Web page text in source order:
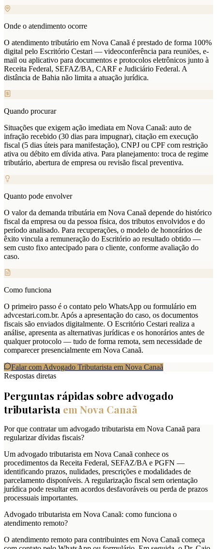
Onde o atendimento ocorre
O atendimento tributário em Nova Canaã é prestado de forma 100%
digital pelo Escritório Cestari — videoconferência para reuniões, e-
mail ou aplicativo para documentos e protocolos eletrônicos junto à
Receita Federal, SEFAZ/BA, CARF e Judiciário Federal. A
distância de Bahia não limita a atuação jurídica.
Quando procurar
Situações que exigem ação imediata em Nova Canaã: auto de
infração recebido (30 dias para impugnar), citação em execução
fiscal (5 dias úteis para manifestação), CNPJ ou CPF com restrição
ativa ou débito em dívida ativa. Para planejamento: troca de regime
tributário, abertura de empresa ou revisão fiscal preventiva.
Quanto pode envolver
O valor da demanda tributária em Nova Canaã depende do histórico
fiscal da empresa ou da pessoa física, dos tributos envolvidos e do
período analisado. Para recuperações, o modelo de honorários de
êxito vincula a remuneração do Escritório ao resultado obtido —
sem custo fixo antecipado para o cliente, conforme avaliação do
caso.
Como funciona
O primeiro passo é o contato pelo WhatsApp ou formulário em
advcestari.com.br. Após a apresentação do caso, os documentos
fiscais são enviados digitalmente. O Escritório Cestari realiza a
análise, apresenta as alternativas jurídicas e os honorários antes de
qualquer protocolo — tudo de forma remota, sem necessidade de
comparecer presencialmente em Nova Canaã.
Falar com Advogado Tributarista em Nova Canaã
Respostas diretas
Perguntas rápidas sobre advogado
tributarista em Nova Canaã
Por que contratar um advogado tributarista em Nova Canaã para
regularizar dívidas fiscais?
Um advogado tributarista em Nova Canaã conhece os
procedimentos da Receita Federal, SEFAZ/BA e PGFN —
identificando prazos, nulidades, prescrições e modalidades de
parcelamento disponíveis. A regularização fiscal sem orientação
jurídica pode resultar em acordos desfavoráveis ou perda de prazos
processuais importantes.
Advogado tributarista em Nova Canaã: como funciona o
atendimento remoto?
O atendimento remoto para contribuintes em Nova Canaã começa